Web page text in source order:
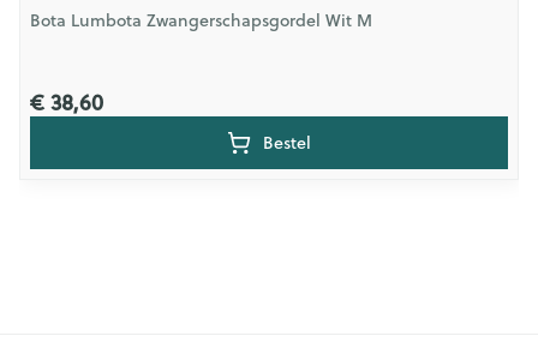
Bota Lumbota Zwangerschapsgordel Wit M
€ 38,60
Bestel